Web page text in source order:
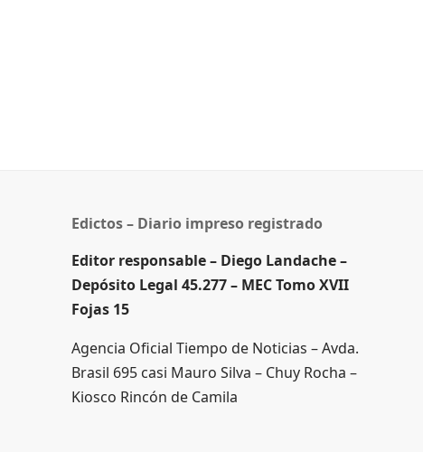
Edictos – Diario impreso registrado
Editor responsable – Diego Landache –
Depósito Legal 45.277 – MEC Tomo XVII
Fojas 15
Agencia Oficial Tiempo de Noticias – Avda.
Brasil 695 casi Mauro Silva – Chuy Rocha –
Kiosco Rincón de Camila